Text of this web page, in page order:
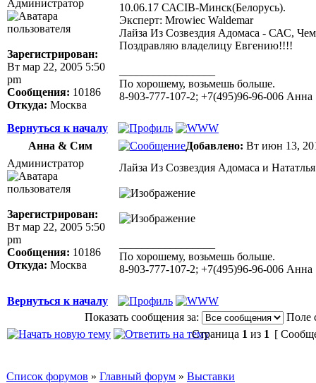
Администратор
Зарегистрирован:
Вт мар 22, 2005 5:50
pm
Сообщения: 10186
Откуда: Москва
10.06.17 САСIB-Минск(Белорусь).
Эксперт: Mrowiec Waldemar
Лайза Из Созвездия Адомаса - САС,
Поздравляю владелицу Евгению!!!!
По хорошему, возьмешь больше.
8-903-777-107-2; +7(495)96-96-006 Анна
Вернуться к началу
Анна & Сим
Добавлено: Вт июн 13,
Администратор
Зарегистрирован:
Вт мар 22, 2005 5:50
pm
Сообщения: 10186
Откуда: Москва
Лайза Из Созвездия Адомаса и
По хорошему, возьмешь больше.
8-903-777-107-2; +7(495)96-96-006 Анна
Вернуться к началу
Показать сообщения за:
Поле
Страница 1 из 1 [
Список форумов » Главный форум » Выставки